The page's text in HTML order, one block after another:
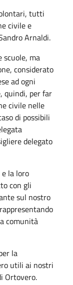
tutti
civile e
Arnaldi.
scuole, ma
considerato
ad ogni
quindi, per far
civile nelle
di possibili
delegato
la loro
con gli
sul nostro
comunità
la
utili ai nostri
Ortovero.